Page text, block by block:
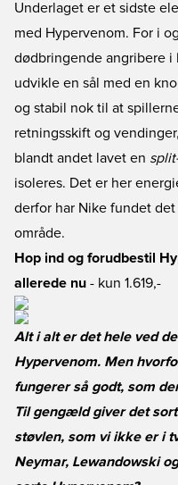
Underlaget er et sidste
med Hypervenom. For i
dødbringende angribere
udvikle en sål med en
og stabil nok til at
retningsskift og
blandt andet lavet en
isoleres. Det er her
derfor har Nike fundet
område.
Hop ind og forudbestil
allerede nu - kun 1.619,-
Alt i alt er det hele ved
Hypervenom. Men
fungerer så godt, som
Til gengæld giver det
støvlen, som vi ikke er i
Neymar, Lewandowski